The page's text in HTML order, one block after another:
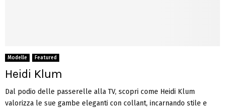
Modelle Featured
Heidi Klum
Dal podio delle passerelle alla TV, scopri come Heidi Klum
valorizza le sue gambe eleganti con collant, incarnando stile e